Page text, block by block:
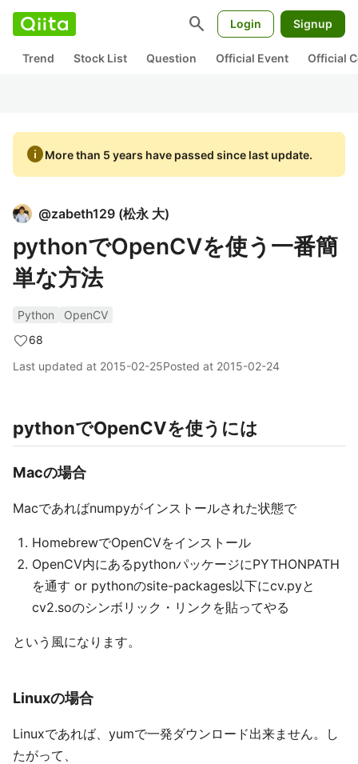
search Login Signup
Trend Stock List Question Official Event Official
infoMore than 5 years have passed since last update.
@zabeth129 (松永 大)
pythonでOpenCVを使う一番簡
単な方法
Python
OpenCV
68
Last updated at 2015-02-25Posted at 2015-02-24
pythonでOpenCVを使うには
Macの場合
Macであればnumpyがインストールされた状態で
HomebrewでOpenCVをインストール
OpenCV内にあるpythonパッケージにPYTHONPATH
を通す or pythonのsite-packages以下にcv.pyと
cv2.soのシンボリック・リンクを貼ってやる
という風になります。
Linuxの場合
Linuxであれば、yumで一発ダウンロード出来ません。し
たがって、